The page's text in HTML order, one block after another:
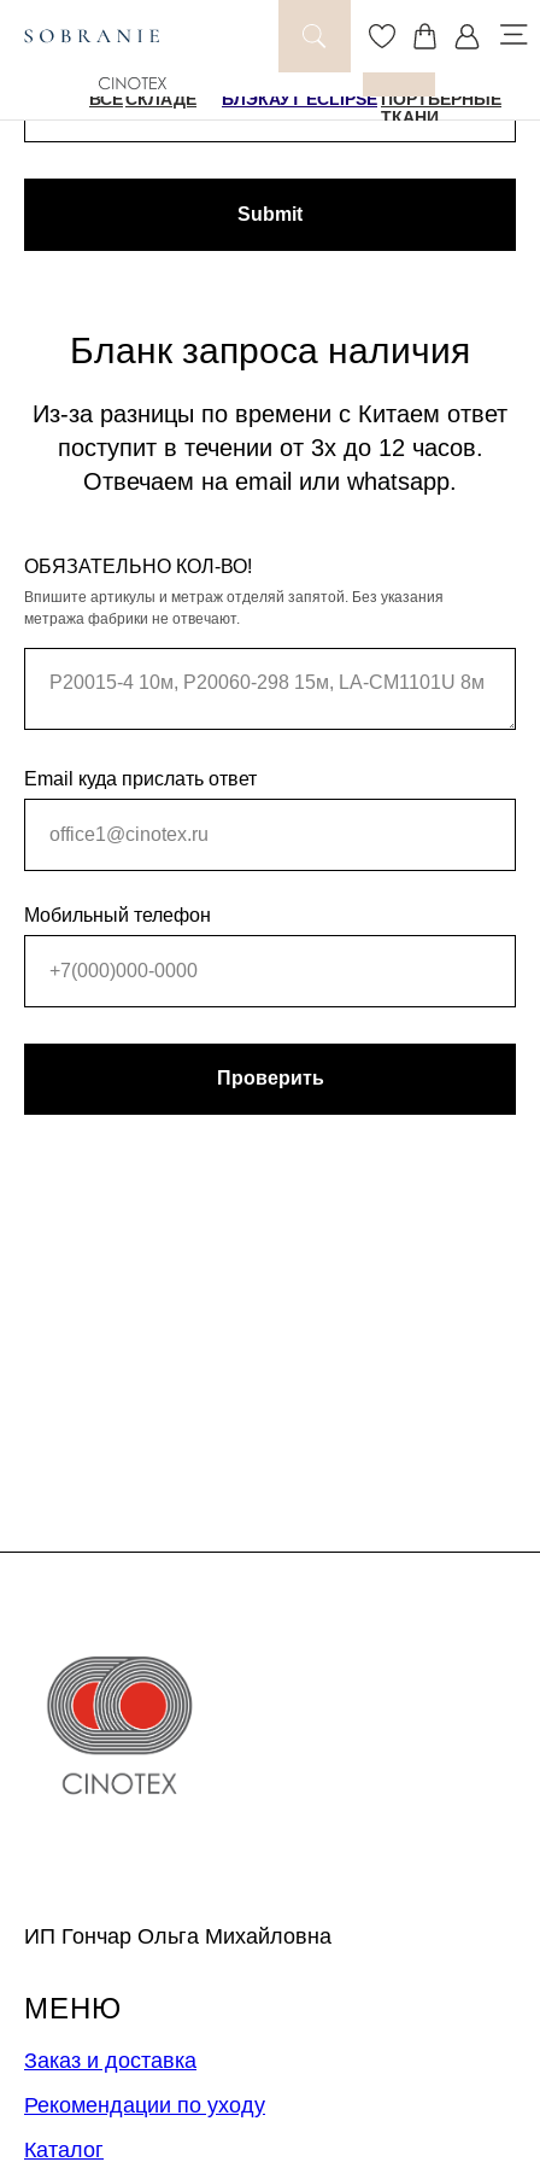
Быстрый поиск цены
Submit
ВСЕ
НА
СКЛАДЕ
БЛЭКАУТ ECLIPSEПОРТЬЕРНЫЕ
ТКАНИ
Бланк запроса наличия
Из-за разницы по времени с Китаем ответ
поступит в течении от 3х до 12 часов.
Отвечаем на email или whatsapp.
ОБЯЗАТЕЛЬНО КОЛ-ВО!
Впишите артикулы и метраж отделяй запятой. Без указания
метража фабрики не отвечают.
Email куда прислать ответ
Мобильный телефон
Проверить
ИП Гончар Ольга Михайловна
МЕНЮ
Заказ и доставка
Рекомендации по уходу
Каталог